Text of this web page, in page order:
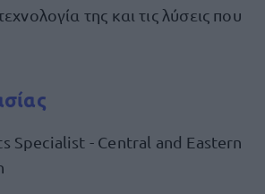
της και τις λύσεις που
Specialist - Central and Eastern